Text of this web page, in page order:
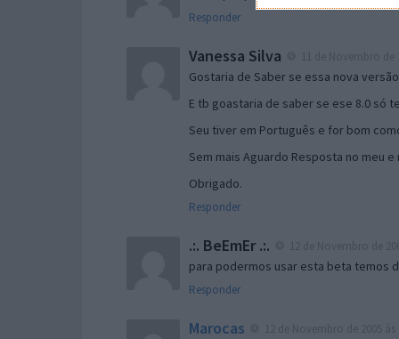
Responder
Vanessa Silva
Gostaria de Saber se essa nova
E tb goastaria de saber se ese 8.0 só
Seu tiver em Português e for bom
Sem mais Aguardo Resposta no meu e
Obrigado.
Responder
.:. BeEmEr .:.
para podermos usar esta beta temos
Responder
Marocas